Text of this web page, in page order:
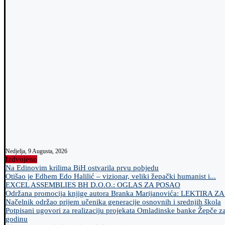
Nedjelja, 9 Augusta, 2026
Izdvojeno
Na Edinovim krilima BiH ostvarila prvu pobjedu
Otišao je Edhem Edo Halilić – vizionar, veliki žepački humanist i...
EXCEL ASSEMBLIES BH D.O.O.: OGLAS ZA POSAO
Održana promocija knjige autora Branka Marijanovića: LEKTIRA
Načelnik održao prijem učenika generacije osnovnih i srednjih škola
Potpisani ugovori za realizaciju projekata Omladinske banke Žepče
godinu